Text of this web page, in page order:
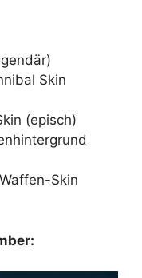
Skin
(episch)
Skin